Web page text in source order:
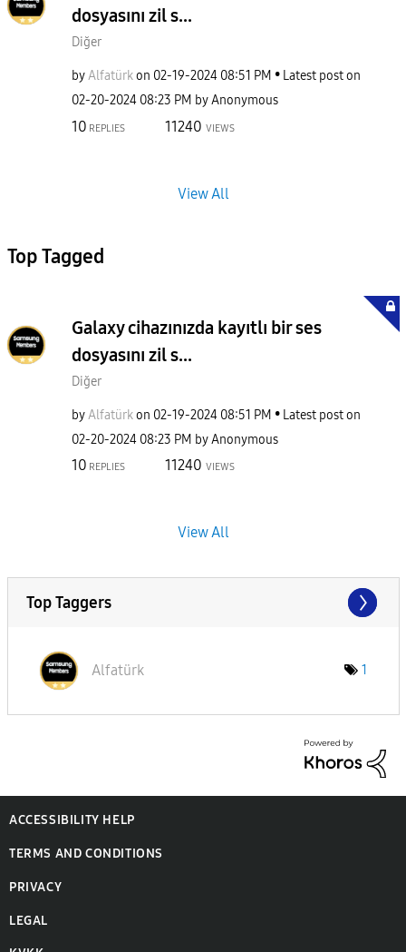
dosyasını zil s...
Diğer
byAlfatürkon ‎02-19-2024 08:51 PM
Latest post on
‎02-20-2024 08:23 PM byAnonymous
10 REPLIES 11240 VIEWS
View All
Top Tagged
Galaxy cihazınızda kayıtlı bir ses
dosyasını zil s...
Diğer
byAlfatürkon ‎02-19-2024 08:51 PM
Latest post on
‎02-20-2024 08:23 PM byAnonymous
10 REPLIES 11240 VIEWS
View All
Top Taggers
Alfatürk 1
ACCESSIBILITY HELP
TERMS AND CONDITIONS
PRIVACY
LEGAL